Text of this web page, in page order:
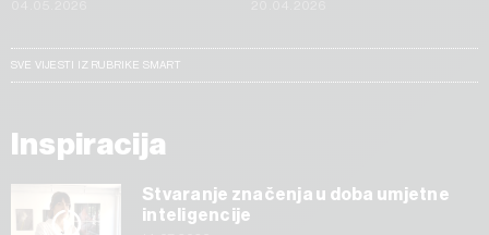
SVE VIJESTI IZ RUBRIKE SMART
Inspiracija
Stvaranje značenja u doba umjetne
inteligencije